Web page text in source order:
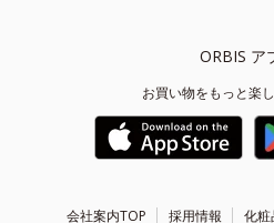
ORBIS ア
お買い物をもっと楽
会社案内TOP 採用情報 化粧